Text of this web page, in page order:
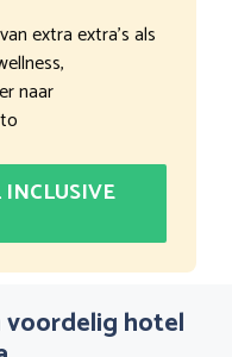
extra extra’s als
naar
voordelig hotel